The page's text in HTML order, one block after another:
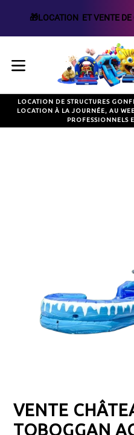
🎁LOCATION  ET VENTE
au
contenudévelopper/réduire
LOCATION DE STRUCTURES
LOCATION À LA JOURNÉE, AU
PROFESSIONNELS
VENTE
TOBOGGAN